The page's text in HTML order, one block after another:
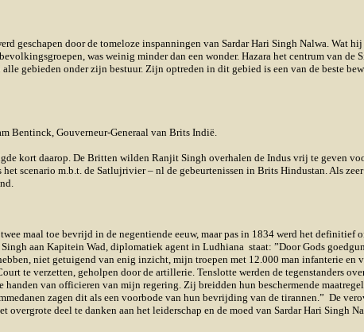
geschapen door de tomeloze inspanningen van Sardar Hari Singh Nalwa. Wat
was weinig minder dan een wonder. Hazara het centrum van de
gebieden onder zijn bestuur. Zijn optreden in dit gebied is een van de beste
Bentinck, Gouverneur-Generaal van Brits Indië.
kort daarop. De Britten wilden Ranjit Singh overhalen de Indus vrij te geven
scenario m.b.t. de Satlujrivier – nl de gebeurtenissen in Brits Hindustan. Als
maal toe bevrijd in de negentiende eeuw, maar pas in 1834 werd het definitief
aan Kapitein Wad, diplomatiek agent in Ludhiana staat: ”Door Gods
niet getuigend van enig inzicht, mijn troepen met 12.000 man infanterie en
te verzetten, geholpen door de artillerie. Tenslotte werden de tegenstanders
van officieren van mijn regering. Zij breidden hun beschermende
zagen dit als een voorbode van hun bevrijding van de tirannen.” De
deel te danken aan het leiderschap en de moed van Sardar Hari Singh